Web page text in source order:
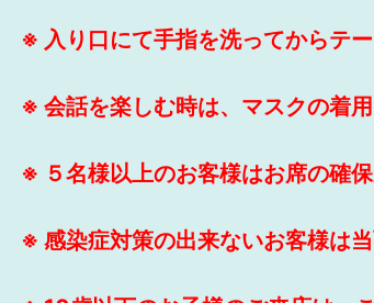
※ 入り口にて手指を洗ってからテー
※ 会話を楽しむ時は、マスクの着
※ ５名様以上のお客様はお席の確
※ 感染症対策の出来ないお客様は当